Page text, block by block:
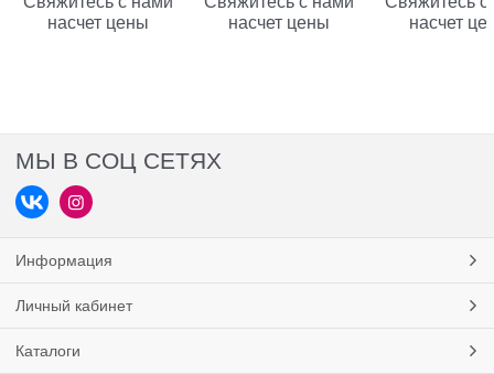
насчет цены
насчет цены
насчет
МЫ В СОЦ СЕТЯХ
Информация
Личный кабинет
Каталоги